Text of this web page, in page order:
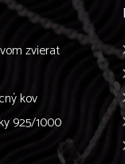
zvierat
kov
925/1000